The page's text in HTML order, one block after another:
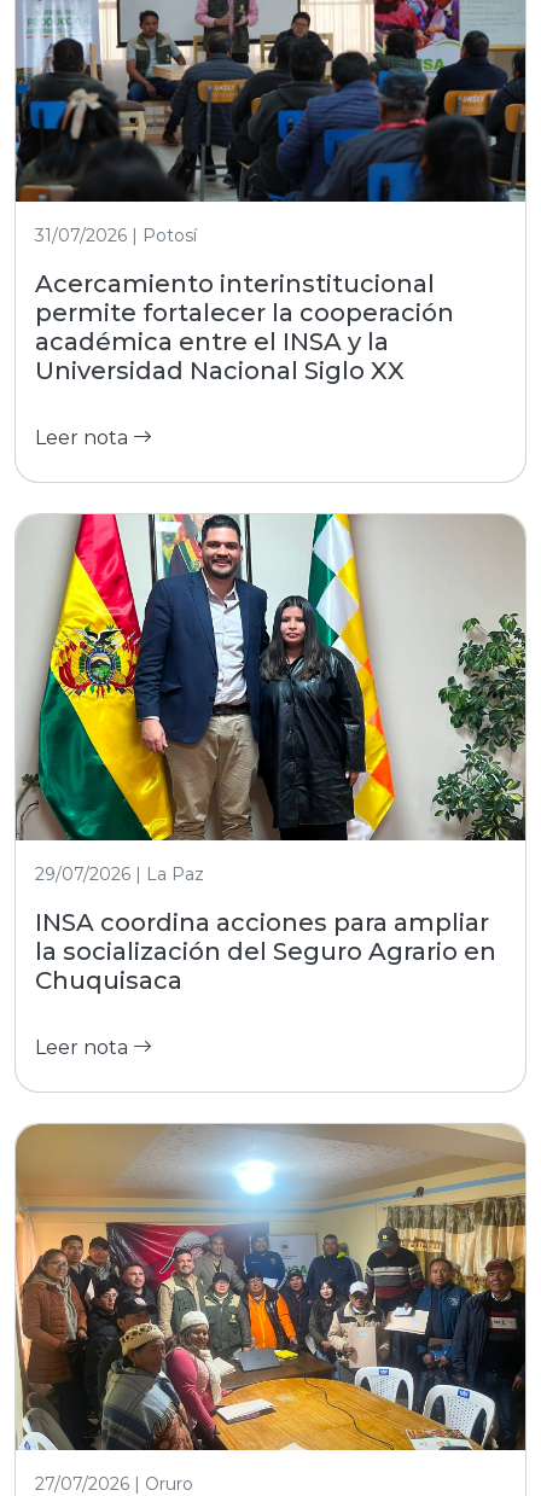
31/07/2026 | Potosí
Acercamiento interinstitucional
permite fortalecer la cooperación
académica entre el INSA y la
Universidad Nacional Siglo XX
Leer nota
29/07/2026 | La Paz
INSA coordina acciones para ampliar
la socialización del Seguro Agrario en
Chuquisaca
Leer nota
27/07/2026 | Oruro